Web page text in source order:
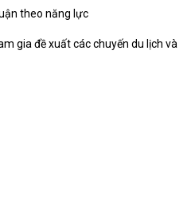
theo năng lực
gia đề xuất các chuyến du lịch và